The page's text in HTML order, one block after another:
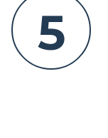
5